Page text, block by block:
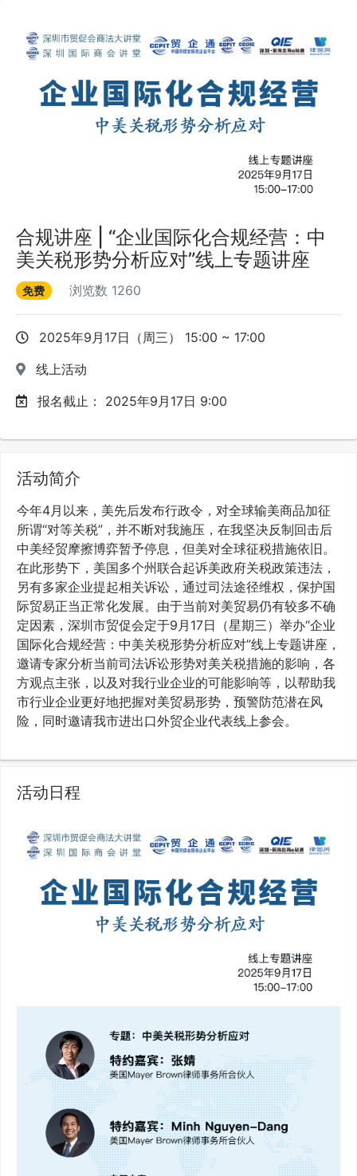
合规讲座 | “企业国际化合规经营：中
美关税形势分析应对”线上专题讲座
免费 浏览数 1260
2025年9月17日（周三） 15:00 ~ 17:00
线上活动
报名截止： 2025年9月17日 9:00
活动简介
今年4月以来，美先后发布行政令，对全球输美商品加征
所谓“对等关税”，并不断对我施压，在我坚决反制回击后
中美经贸摩擦博弈暂予停息，但美对全球征税措施依旧。
在此形势下，美国多个州联合起诉美政府关税政策违法，
另有多家企业提起相关诉讼，通过司法途径维权，保护国
际贸易正当正常化发展。由于当前对美贸易仍有较多不确
定因素，深圳市贸促会定于9月17日（星期三）举办“企业
国际化合规经营：中美关税形势分析应对”线上专题讲座，
邀请专家分析当前司法诉讼形势对美关税措施的影响，各
方观点主张，以及对我行业企业的可能影响等，以帮助我
市行业企业更好地把握对美贸易形势，预警防范潜在风
险，同时邀请我市进出口外贸企业代表线上参会。
活动日程